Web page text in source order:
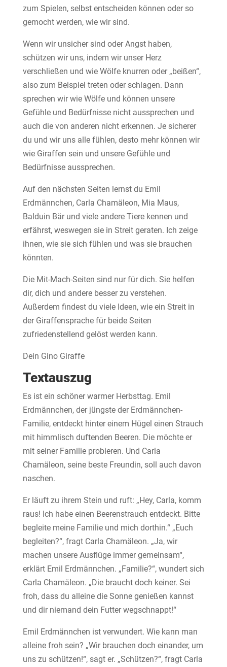
zum Spielen, selbst entscheiden können oder so
gemocht werden, wie wir sind.
Wenn wir unsicher sind oder Angst haben,
schützen wir uns, indem wir unser Herz
verschließen und wie Wölfe knurren oder „beißen“,
also zum Beispiel treten oder schlagen. Dann
sprechen wir wie Wölfe und können unsere
Gefühle und Bedürfnisse nicht aussprechen und
auch die von anderen nicht erkennen. Je sicherer
du und wir uns alle fühlen, desto mehr können wir
wie Giraffen sein und unsere Gefühle und
Bedürfnisse aussprechen.
Auf den nächsten Seiten lernst du Emil
Erdmännchen, Carla Chamäleon, Mia Maus,
Balduin Bär und viele andere Tiere kennen und
erfährst, weswegen sie in Streit geraten. Ich zeige
ihnen, wie sie sich fühlen und was sie brauchen
könnten.
Die Mit-Mach-Seiten sind nur für dich. Sie helfen
dir, dich und andere besser zu verstehen.
Außerdem findest du viele Ideen, wie ein Streit in
der Giraffensprache für beide Seiten
zufriedenstellend gelöst werden kann.
Dein Gino Giraffe
Textauszug
Es ist ein schöner warmer Herbsttag. Emil
Erdmännchen, der jüngste der Erdmännchen-
Familie, entdeckt hinter einem Hügel einen Strauch
mit himmlisch duftenden Beeren. Die möchte er
mit seiner Familie probieren. Und Carla
Chamäleon, seine beste Freundin, soll auch davon
naschen.
Er läuft zu ihrem Stein und ruft: „Hey, Carla, komm
raus! Ich habe einen Beerenstrauch entdeckt. Bitte
begleite meine Familie und mich dorthin.“ „Euch
begleiten?“, fragt Carla Chamäleon. „Ja, wir
machen unsere Ausflüge immer gemeinsam“,
erklärt Emil Erdmännchen. „Familie?“, wundert sich
Carla Chamäleon. „Die braucht doch keiner. Sei
froh, dass du alleine die Sonne genießen kannst
und dir niemand dein Futter wegschnappt!“
Emil Erdmännchen ist verwundert. Wie kann man
alleine froh sein? „Wir brauchen doch einander, um
uns zu schützen!“, sagt er. „Schützen?“, fragt Carla